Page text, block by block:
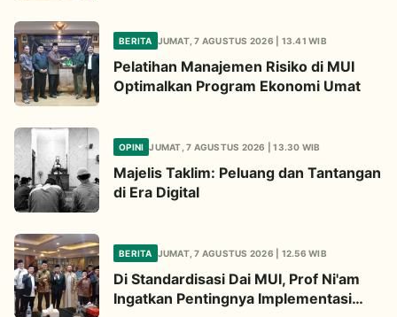
BERITA JUMAT, 7 AGUSTUS 2026 | 13.41 WIB
Pelatihan Manajemen Risiko di MUI
Optimalkan Program Ekonomi Umat
OPINI JUMAT, 7 AGUSTUS 2026 | 13.30 WIB
Majelis Taklim: Peluang dan Tantangan
di Era Digital
BERITA JUMAT, 7 AGUSTUS 2026 | 12.56 WIB
Di Standardisasi Dai MUI, Prof Ni'am
Ingatkan Pentingnya Implementasi